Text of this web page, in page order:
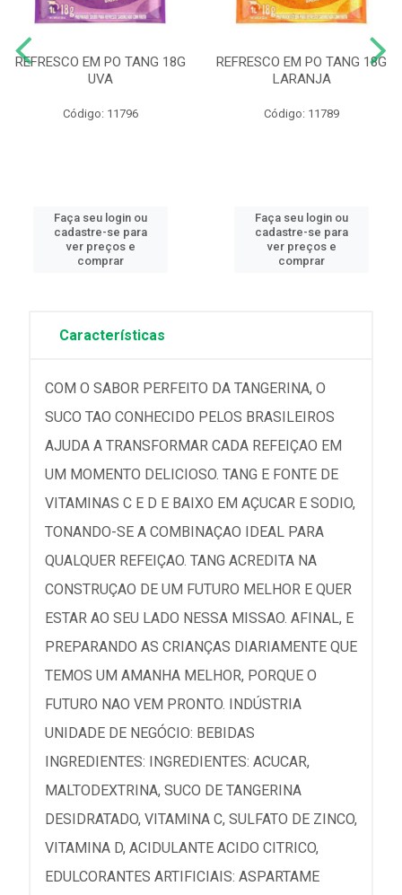
REFRESCO EM PO TANG 18G
UVA
Código: 11796
Faça seu login ou
cadastre-se para
ver preços e
comprar
REFRESCO EM PO TANG 18G
LARANJA
Código: 11789
Faça seu login ou
cadastre-se para
ver preços e
comprar
Características
COM O SABOR PERFEITO DA TANGERINA, O
SUCO TAO CONHECIDO PELOS BRASILEIROS
AJUDA A TRANSFORMAR CADA REFEIÇAO EM
UM MOMENTO DELICIOSO. TANG E FONTE DE
VITAMINAS C E D E BAIXO EM AÇUCAR E SODIO,
TONANDO-SE A COMBINAÇAO IDEAL PARA
QUALQUER REFEIÇAO. TANG ACREDITA NA
CONSTRUÇAO DE UM FUTURO MELHOR E QUER
ESTAR AO SEU LADO NESSA MISSAO. AFINAL, E
PREPARANDO AS CRIANÇAS DIARIAMENTE QUE
TEMOS UM AMANHA MELHOR, PORQUE O
FUTURO NAO VEM PRONTO. INDÚSTRIA
UNIDADE DE NEGÓCIO: BEBIDAS
INGREDIENTES: INGREDIENTES: ACUCAR,
MALTODEXTRINA, SUCO DE TANGERINA
DESIDRATADO, VITAMINA C, SULFATO DE ZINCO,
VITAMINA D, ACIDULANTE ACIDO CITRICO,
EDULCORANTES ARTIFICIAIS: ASPARTAME